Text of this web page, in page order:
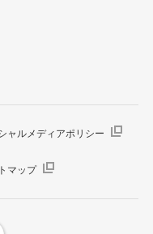
ャルメディアポリシー
マップ